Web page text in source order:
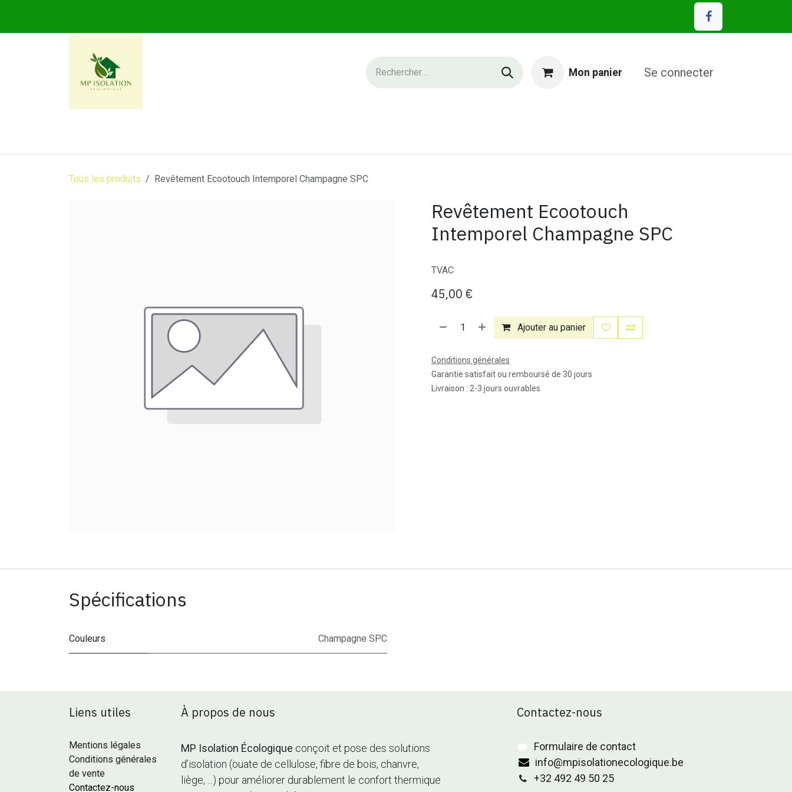
Mon panier Se connecter
Tous les produits Revêtement Ecootouch Intemporel Champagne SPC
Revêtement Ecootouch
Intemporel Champagne SPC
TVAC
45,00 €
Ajouter au panier
Conditions générales
Garantie satisfait ou remboursé de 30 jours
Livraison : 2-3 jours ouvrables
Spécifications
Couleurs Champagne SPC
Liens utiles
Mentions légales
Conditions générales
de vente
Contactez-nous
À propos de nous
MP Isolation Écologique conçoit et pose des solutions
d’isolation (ouate de cellulose, fibre de bois, chanvre,
liège, ...) pour améliorer durablement le confort thermique
Contactez-nous
Formulaire de contact
info@mpisolationecologique.be
+32 492 49 50 25